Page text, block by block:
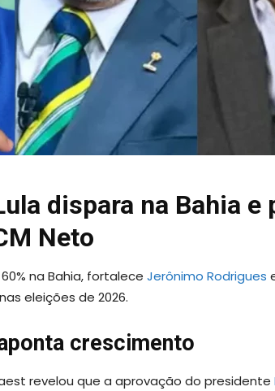
dispara na Bahia e
Neto
na Bahia, fortalece Jerônimo Rodrigues
eleições de 2026.
crescimento
revelou que a aprovação do presidente